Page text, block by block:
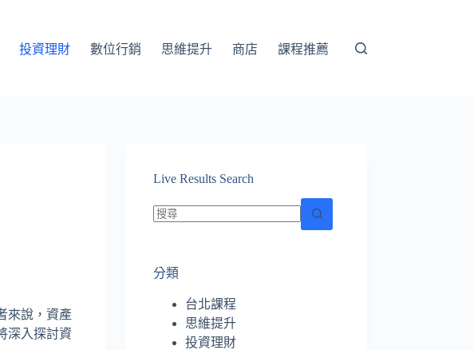
投資理財 數位行銷 思維提升 商店 課程推薦
來說，資產
深入探討資
Live Results Search
到
分類
台北課程
思維提升
投資理財